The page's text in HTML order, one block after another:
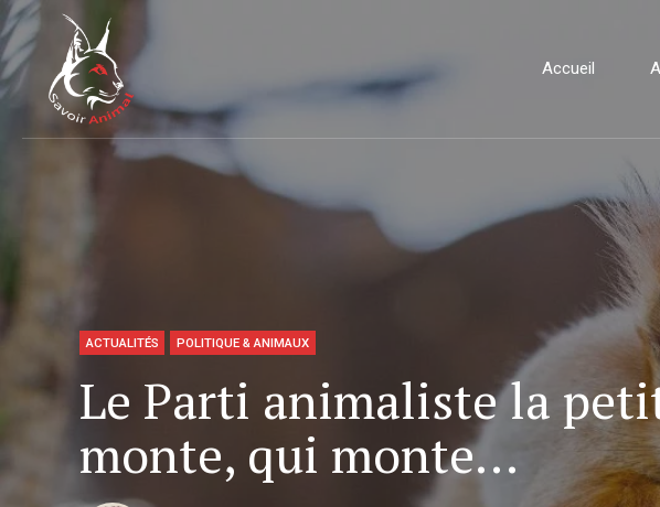
Accueil
ACTUALITÉS POLITIQUE & ANIMAUX
Le Parti animaliste la
monte, qui monte…